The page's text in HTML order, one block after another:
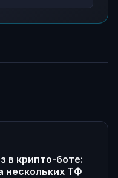
в крипто-боте:
нескольких ТФ